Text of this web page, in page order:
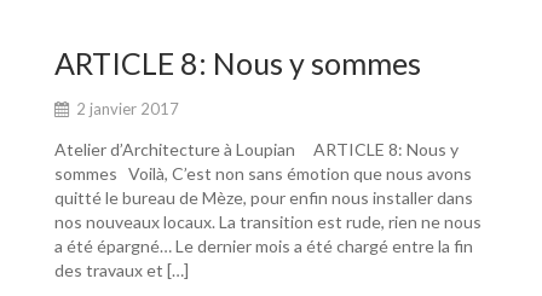
o
o
k
er
ARTICLE 8: Nous y sommes
2 janvier 2017
Atelier d’Architecture à Loupian ARTICLE 8: Nous y
sommes Voilà, C’est non sans émotion que nous avons
quitté le bureau de Mèze, pour enfin nous installer dans
nos nouveaux locaux. La transition est rude, rien ne nous
a été épargné… Le dernier mois a été chargé entre la fin
des travaux et […]